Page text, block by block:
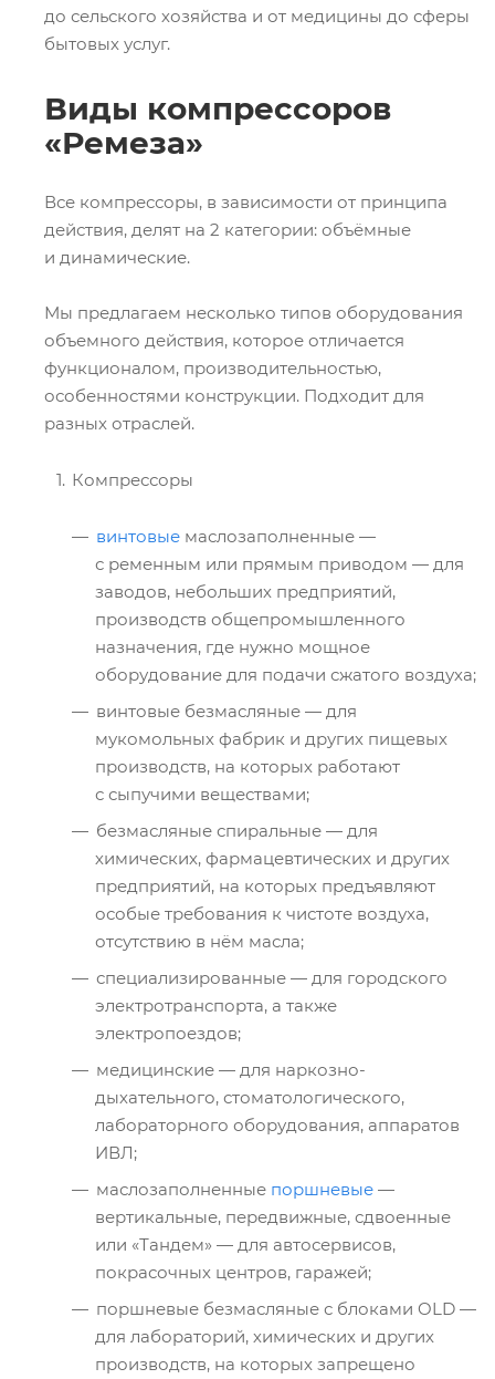
до сельского хозяйства и от медицины до сферы
бытовых услуг.
Виды компрессоров
«Ремеза»
Все компрессоры, в зависимости от принципа
действия, делят на 2 категории: объёмные
и динамические.
Мы предлагаем несколько типов оборудования
объемного действия, которое отличается
функционалом, производительностью,
особенностями конструкции. Подходит для
разных отраслей.
Компрессоры
винтовые маслозаполненные —
с ременным или прямым приводом — для
заводов, небольших предприятий,
производств общепромышленного
назначения, где нужно мощное
оборудование для подачи сжатого воздуха;
винтовые безмасляные — для
мукомольных фабрик и других пищевых
производств, на которых работают
с сыпучими веществами;
безмасляные спиральные — для
химических, фармацевтических и других
предприятий, на которых предъявляют
особые требования к чистоте воздуха,
отсутствию в нём масла;
специализированные — для городского
электротранспорта, а также
электропоездов;
медицинские — для наркозно-
дыхательного, стоматологического,
лабораторного оборудования, аппаратов
ИВЛ;
маслозаполненные поршневые —
вертикальные, передвижные, сдвоенные
или «Тандем» — для автосервисов,
покрасочных центров, гаражей;
поршневые безмасляные с блоками OLD —
для лабораторий, химических и других
производств, на которых запрещено